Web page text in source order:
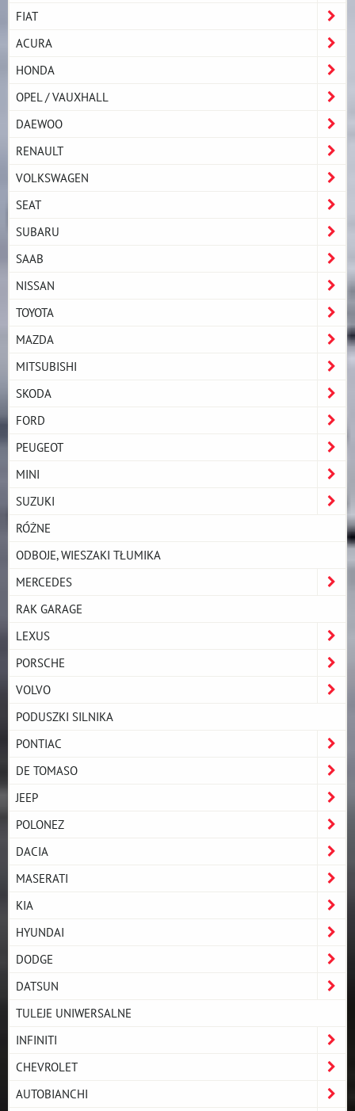
FIAT
ACURA
HONDA
OPEL / VAUXHALL
DAEWOO
RENAULT
VOLKSWAGEN
SEAT
SUBARU
SAAB
NISSAN
TOYOTA
MAZDA
MITSUBISHI
SKODA
FORD
PEUGEOT
MINI
SUZUKI
RÓŻNE
ODBOJE, WIESZAKI TŁUMIKA
MERCEDES
RAK GARAGE
LEXUS
PORSCHE
VOLVO
PODUSZKI SILNIKA
PONTIAC
DE TOMASO
JEEP
POLONEZ
DACIA
MASERATI
KIA
HYUNDAI
DODGE
DATSUN
TULEJE UNIWERSALNE
INFINITI
CHEVROLET
AUTOBIANCHI